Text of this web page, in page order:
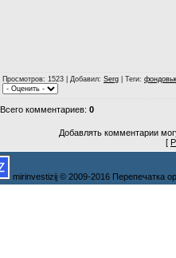
Просмотров: 1523 | Добавил: Serg Теги:
Всего комментариев: 0
Добавлять комментарии
[
mirinvestizij © 2009-2016 Перепечатка